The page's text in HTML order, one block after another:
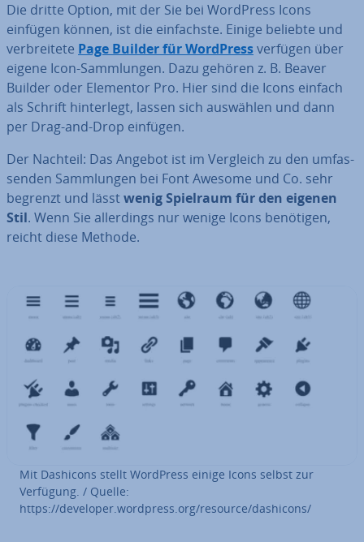
Die dritte Option, mit der Sie bei WordPress Icons
einfügen können, ist die ein­fachs­te. Einige beliebte und
ver­brei­te­te Page Builder für WordPressverfügen über
eigene Icon-Samm­lun­gen. Dazu gehören z. B. Beaver
Builder oder Elementor Pro. Hier sind die Icons einfach
als Schrift hin­ter­legt, lassen sich auswählen und dann
per Drag-and-Drop einfügen.
Der Nachteil: Das Angebot ist im Vergleich zu den um­fas­
sen­den Samm­lun­gen bei Font Awesome und Co. sehr
begrenzt und lässtwenig Spielraum für den eigenen
Stil. Wenn Sie al­ler­dings nur wenige Icons benötigen,
reicht diese Methode.
Mit Dashicons stellt WordPress einige Icons selbst zur
Verfügung. / Quelle:
https://developer.wordpress.org/resource/dashicons/